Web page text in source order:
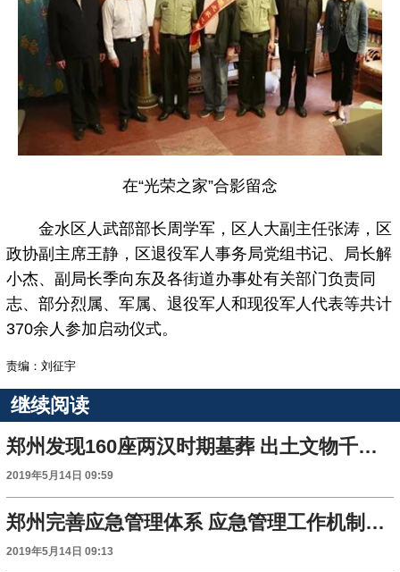
在“光荣之家”合影留念
金水区人武部部长周学军，区人大副主任张涛，区
政协副主席王静，区退役军人事务局党组书记、局长解
小杰、副局长季向东及各街道办事处有关部门负责同
志、部分烈属、军属、退役军人和现役军人代表等共计
370余人参加启动仪式。
责编：刘征宇
继续阅读
郑州发现160座两汉时期墓葬 出土文物千余件
2019年5月14日 09:59
郑州完善应急管理体系 应急管理工作机制今年运行
2019年5月14日 09:13